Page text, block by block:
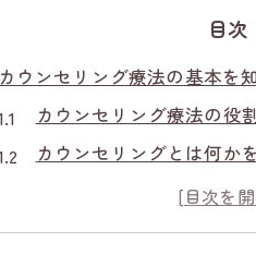
目次
カウンセリング療法の基本を
カウンセリング療法の役
カウンセリングとは何か
カウンセリング療法の種
カウンセリング療法が心